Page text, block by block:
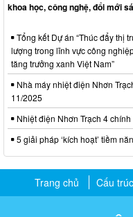
khoa học, công nghệ, đổi mới
Tổng kết Dự án “Thúc đẩy thị
lượng trong lĩnh vực công
tăng trưởng xanh Việt Nam”
Nhà máy nhiệt điện Nhơn
11/2025
Nhiệt điện Nhơn Trạch 4
5 giải pháp ‘kích hoạt’ tiềm
Trang chủ Cấu